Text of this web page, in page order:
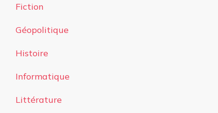
Fiction
Géopolitique
Histoire
Informatique
Littérature